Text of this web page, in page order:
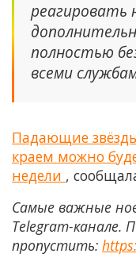
реагировать
полностью
всеми
Падающие
краем можно
недели ,
Самые важные
Telegram-канале.
пропустить: